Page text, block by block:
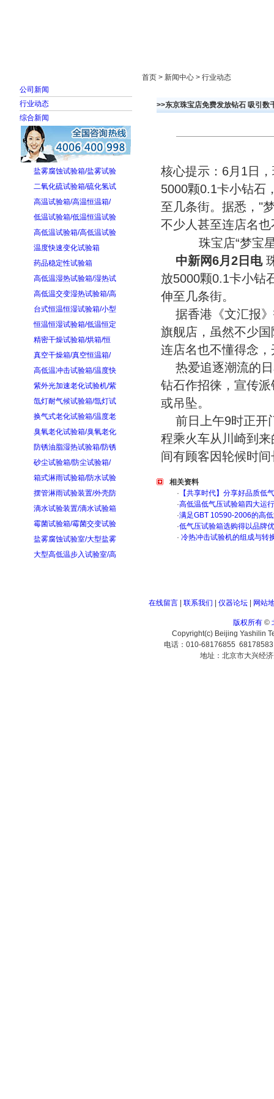
公司新闻
行业动态
综合新闻
盐雾腐蚀试验箱/盐雾试验
二氧化硫试验箱/硫化氢试
高温试验箱/高温恒温箱/
低温试验箱/低温恒温试验
高低温试验箱/高低温试验
温度快速变化试验箱
药品稳定性试验箱
高低温湿热试验箱/湿热试
高低温交变湿热试验箱/高
台式恒温恒湿试验箱/小型
恒温恒湿试验箱/低温恒定
精密干燥试验箱/烘箱/恒
真空干燥箱/真空恒温箱/
高低温冲击试验箱/温度快
紫外光加速老化试验机/紫
氙灯耐气候试验箱/氙灯试
换气式老化试验箱/温度老
臭氧老化试验箱/臭氧老化
防锈油脂湿热试验箱/防锈
砂尘试验箱/防尘试验箱/
箱式淋雨试验箱/防水试验
摆管淋雨试验装置/外壳防
滴水试验装置/滴水试验箱
霉菌试验箱/霉菌交变试验
盐雾腐蚀试验室/大型盐雾
大型高低温步入试验室/高
首页 > 新闻中心 > 行业动态
>>东京珠宝店免费发放钻石 吸引数
核心提示：6月1日
5000颗0.1卡小钻石
至几条街。据悉，"
不少人甚至连店名
珠宝店“梦宝
中新网6月2日电
放5000颗0.1卡小钻
伸至几条街。
据香港《文汇报
旗舰店，虽然不少
连店名也不懂得念
热爱追逐潮流的
钻石作招徕，宣传
或吊坠。
前日上午9时正开
程乘火车从川崎到
间有顾客因轮候时
相关资料
· 【共享时代】分享好品质低
·高低温低气压试验箱四大运
·满足GBT 10590-2006的高
·低气压试验箱选购得以品牌
· 冷热冲击试验机的组成与转
在线留言| 联系我们 仪器论坛| 网站
版权所有©
Copyright(c) Beijing Yashilin
电话：010-68176855
地址：北京市大兴经